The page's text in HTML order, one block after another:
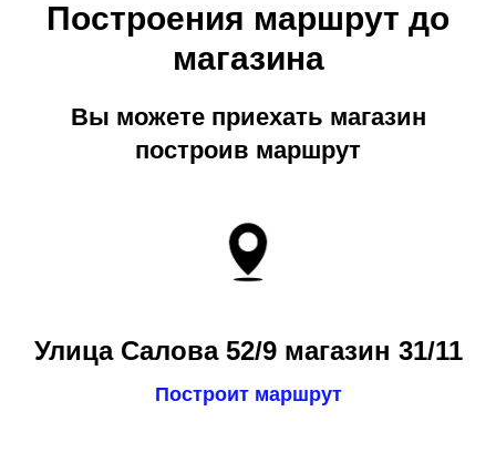
Построения маршрут до
магазина
Вы можете приехать магазин
построив маршрут
Улица Салова 52/9 магазин 31/11
Построит маршрут